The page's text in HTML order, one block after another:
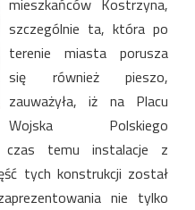
mieszkańców Kostrzyna,
szczególnie ta, która po
terenie miasta porusza
się również pieszo,
zauważyła, iż na Placu
Wojska Polskiego
czas temu instalacje z
tych konstrukcji został
nie tylko